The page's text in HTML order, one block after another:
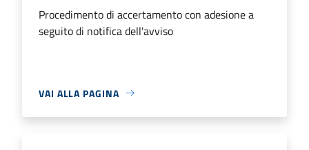
Procedimento di accertamento con adesione a
seguito di notifica dell'avviso
VAI ALLA PAGINA